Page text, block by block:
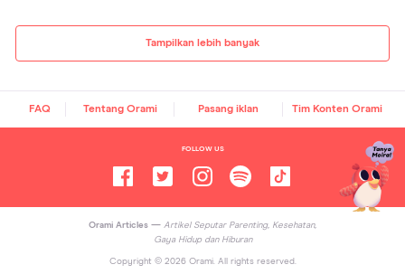
Tampilkan lebih banyak
FAQ Tentang Orami Pasang iklan Tim Konten Orami
FOLLOW US
Orami Articles — Artikel Seputar Parenting, Kesehatan,
Gaya Hidup dan Hiburan
Copyright © 2026Orami. All rights reserved.